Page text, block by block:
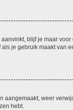
aanvinkt, blijf je maar
je gebruik maakt
aangemaakt, weer
hebt.